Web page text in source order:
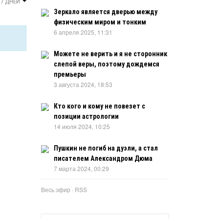
Зеркало является дверью между
физическим миром и тонким
6 апреля 2025, 11:31
Можете не верить и я не сторонник
слепой веры, поэтому дождемся
премьеры
3 августа 2024, 18:53
Кто кого и кому не повезет с
позиции астрологии
14 июля 2024, 10:25
Пушкин не погиб на дуэли, а стал
писателем Александром Дюма
7 марта 2024, 00:29
Весь эфир · RSS